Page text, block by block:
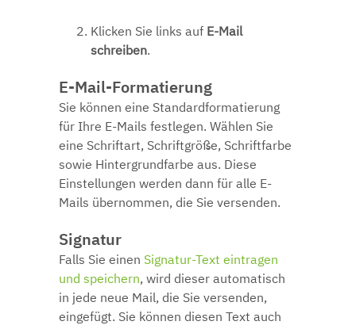
Klicken Sie links auf E-Mail
schreiben.
E-Mail-Formatierung
Sie können eine Standardformatierung
für Ihre E-Mails festlegen. Wählen Sie
eine Schriftart, Schriftgröße, Schriftfarbe
sowie Hintergrundfarbe aus. Diese
Einstellungen werden dann für alle E-
Mails übernommen, die Sie versenden.
Signatur
Falls Sie einen Signatur-Text eintragen
und speichern, wird dieser automatisch
in jede neue Mail, die Sie versenden,
eingefügt. Sie können diesen Text auch